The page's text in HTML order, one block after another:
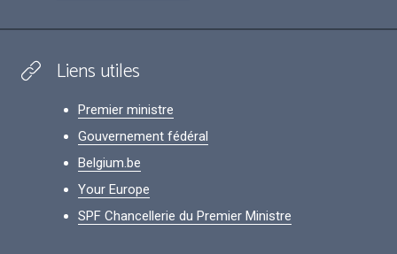
Liens utiles
Premier ministre
Gouvernement fédéral
Belgium.be
Your Europe
SPF Chancellerie du Premier Ministre